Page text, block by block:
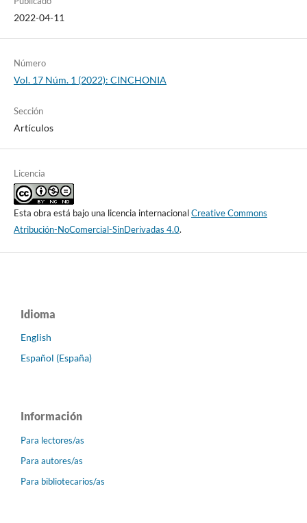
2022-04-11
Número
Vol. 17 Núm. 1 (2022): CINCHONIA
Sección
Artículos
Licencia
Esta obra está bajo una licencia internacionalCreative Commons
Atribución-NoComercial-SinDerivadas 4.0.
Idioma
English
Español (España)
Información
Para lectores/as
Para autores/as
Para bibliotecarios/as